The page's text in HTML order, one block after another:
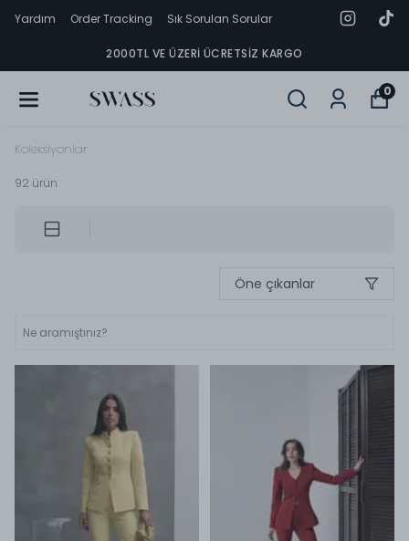
Yardım Order Tracking Sık Sorulan Sorular
2000TL VE ÜZERI ÜCRETSIZ KARGO
0
Koleksiyonlar
92 ürün
Öne çıkanlar